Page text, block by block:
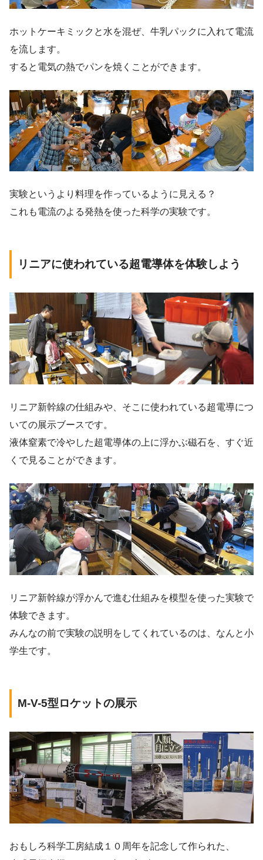
ホットケーキミックと水を混ぜ、牛乳パックに入れて電流
を流します。
すると電気の熱でパンを焼くことができます。
実験というより料理を作っているように見える？
これも電流のよる発熱を使った科学の実験です。
リニアに使われている超電導体を体験しよう
リニア新幹線の仕組みや、そこに使われている超電導につ
いての展示ブースです。
液体窒素で冷やした超電導体の上に浮かぶ磁石を、すぐ近
くで見ることができます。
リニア新幹線が浮かんで進む仕組みを模型を使った実験で
体験できます。
みんなの前で実験の説明をしてくれているのは、なんと小
学生です。
M-V-5型ロケットの展示
おもしろ科学工房結成１０周年を記念して作られた、